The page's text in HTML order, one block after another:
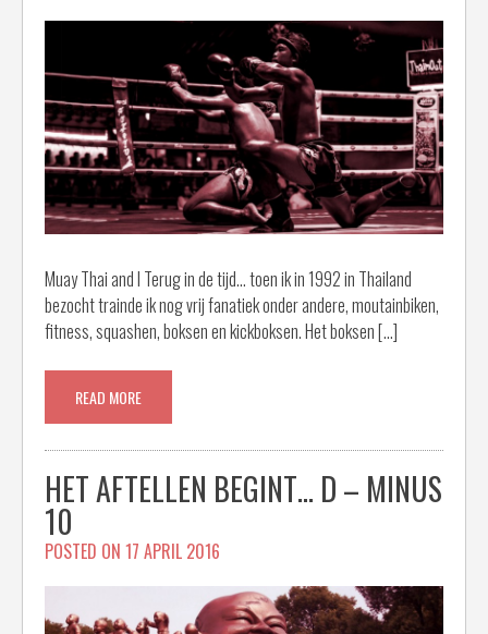
Muay Thai and I Terug in de tijd… toen ik in 1992 in Thailand
bezocht trainde ik nog vrij fanatiek onder andere, moutainbiken,
fitness, squashen, boksen en kickboksen. Het boksen […]
READ MORE
HET AFTELLEN BEGINT… D – MINUS
10
POSTED ON 17 APRIL 2016